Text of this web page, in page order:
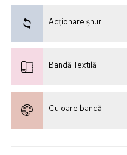
Acționare șnur
Bandă Textilă
Culoare bandă